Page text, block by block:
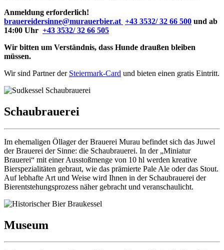
Anmeldung erforderlich!
brauereidersinne@murauerbier.at +43 3532/ 32 66 500 und ab
14:00 Uhr +43 3532/ 32 66 505
Wir bitten um Verständnis, dass Hunde draußen bleiben
müssen.
Wir sind Partner der Steiermark-Card und bieten einen gratis Eintritt.
Schaubrauerei
Im ehemaligen Öllager der Brauerei Murau befindet sich das Juwel
der Brauerei der Sinne: die Schaubrauerei. In der „Miniatur
Brauerei“ mit einer Ausstoßmenge von 10 hl werden kreative
Bierspezialitäten gebraut, wie das prämierte Pale Ale oder das Stout.
Auf lebhafte Art und Weise wird Ihnen in der Schaubrauerei der
Bierentstehungsprozess näher gebracht und veranschaulicht.
Museum